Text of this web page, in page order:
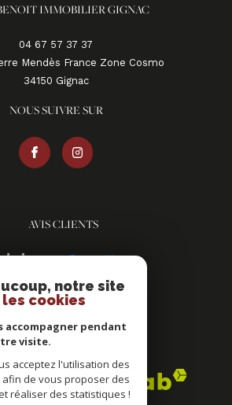
IMMOBILIER GIGNAC
04 67 57 37 37
Mendès France Zone Cosmo
34150
gignac
NOUS SUIVRE SUR
AVIS CLIENTS
ADHÉRENTS
notre site
cookies
accompagner pendant
visite.
acceptez l'utilisation des
de vous proposer des
réaliser des statistiques !